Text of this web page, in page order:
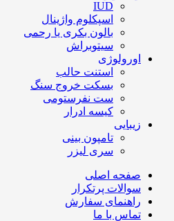
IUD
اسپکلوم واژینال
بالون بکری یا رحمی
سیتوبراش
اورولوژی
استنت حالب
بسکت خروج سنگ
ست نفرستومی
کیسه ادرار
زیبایی
تامپون بینی
سری لیزر
صفحه اصلی
سوالات پرتکرار
راهنمای سفارش
تماس با ما